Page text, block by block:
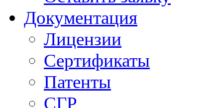
Документация
Лицензии
Сертификаты
Патенты
СГР